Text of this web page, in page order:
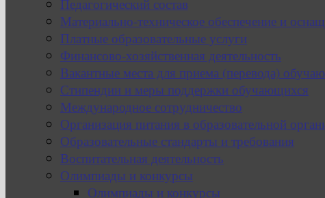
Педагогический состав
Материально-техническое обеспечение и
Платные образовательные услуги
Финансово-хозяйственная деятельность
Вакантные места для приема (перевода)
Стипендии и меры поддержки обучающихся
Международное сотрудничество
Организация питания в образовательной
Образовательные стандарты и требования
Воспитательная деятельность
Олимпиады и конкурсы
Олимпиады и конкурсы